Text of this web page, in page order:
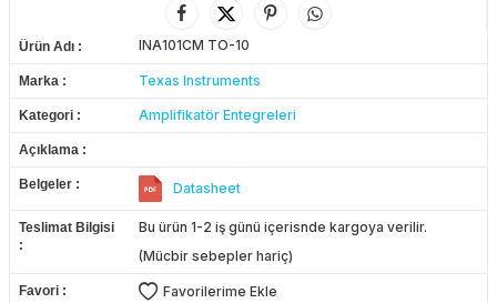
Ürün Adı INA101CM TO-10
Marka Texas Instruments
Kategori Amplifikatör Entegreleri
Açıklama
Belgeler Datasheet
Teslimat Bilgisi
Bu ürün 1-2 iş günü içerisnde kargoya verilir.
(Mücbir sebepler hariç)
Favori Favorilerime Ekle